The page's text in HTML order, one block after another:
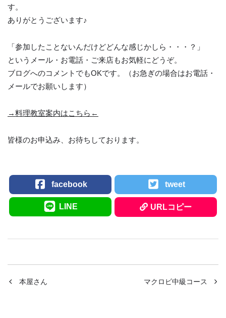
す。
ありがとうございます♪
「参加したことないんだけどどんな感じかしら・・・？」
というメール・お電話・ご来店もお気軽にどうぞ。
ブログへのコメントでもOKです。（お急ぎの場合はお電話・
メールでお願いします）
→料理教室案内はこちら←
皆様のお申込み、お待ちしております。
facebook tweet
LINE URLコピー
本屋さん マクロビ中級コース